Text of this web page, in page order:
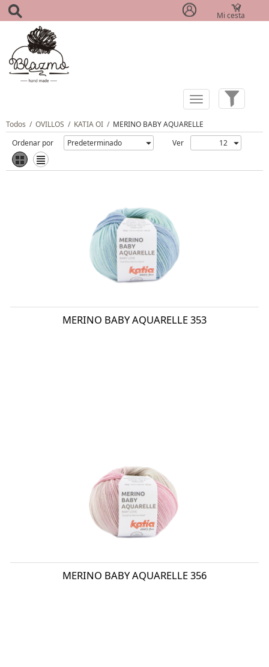
Mi cesta
Todos / OVILLOS / KATIA OI / MERINO BABY AQUARELLE
Ordenar por
Ver
MERINO BABY AQUARELLE 353
MERINO BABY AQUARELLE 356